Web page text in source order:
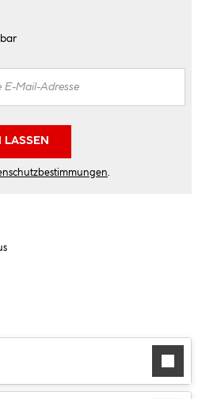
LASSEN